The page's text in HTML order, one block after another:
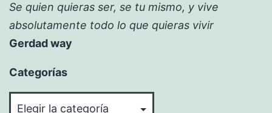
Se quien quieras ser, se tu mismo, y vive
absolutamente todo lo que quieras vivir
Gerdad way
Categorías